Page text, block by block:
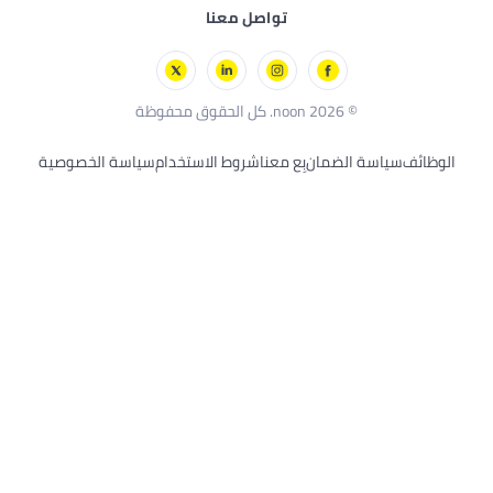
تواصل معنا
سياسة الضمانبِع معناشروط الاستخدامسياسة الخصوصية